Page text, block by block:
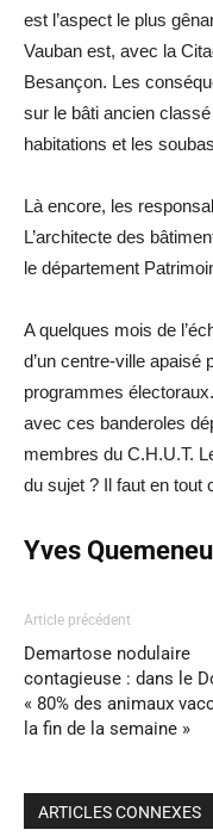
est l’aspect le plus
Vauban est, avec la
Besançon. Les
sur le bâti ancien
habitations et les
Là encore, les
L’architecte des
le département
A quelques mois de
d’un centre-ville apaisé
programmes
avec ces banderoles
membres du C.H.U.T.
du sujet ? Il faut en tout
Yves
Article précédent
Demartose nodulaire
contagieuse : dans le
« 80% des animaux
la fin de la semaine »
ARTICLES CONNEXES